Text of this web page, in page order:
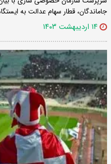
جاماندگان، قطار سهام عدالت به
۱۴ اردیبهشت ۱۴۰۳